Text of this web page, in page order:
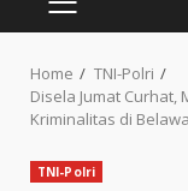
PRIMARY
MENU
Home
TNI-Polri
Disela Jumat
Kriminalitas di
TNI-Polri